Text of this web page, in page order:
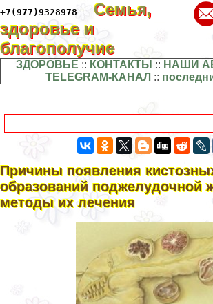
+7(977)9328978
Семья,
здоровье и
благополучие
ЗДОРОВЬЕ :: КОНТАКТЫ :: НАШИ
TELEGRAM-КАНАЛ ::
Причины появления
образований поджелудочной
методы их лечения